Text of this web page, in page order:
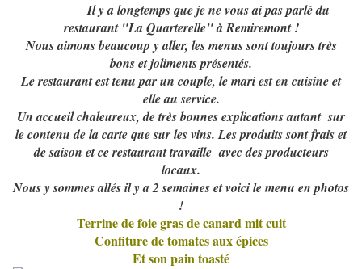
Il y a longtemps que je ne vous ai pas parlé du
restaurant "La Quarterelle" à Remiremont !
Nous aimons beaucoup y aller, les menus sont toujours très
bons et joliments présentés.
Le restaurant est tenu par un couple, le mari est en cuisine et
elle au service.
Un accueil chaleureux, de très bonnes explications autant sur
le contenu de la carte que sur les vins. Les produits sont frais et
de saison et ce restaurant travaille avec des producteurs
locaux.
Nous y sommes allés il y a 2 semaines et voici le menu en photos
!
Terrine de foie gras de canard mit cuit
Confiture de tomates aux épices
Et son pain toasté